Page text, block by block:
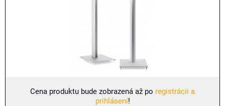
Cena produktu bude zobrazená až po registrácii a
prihlásení!